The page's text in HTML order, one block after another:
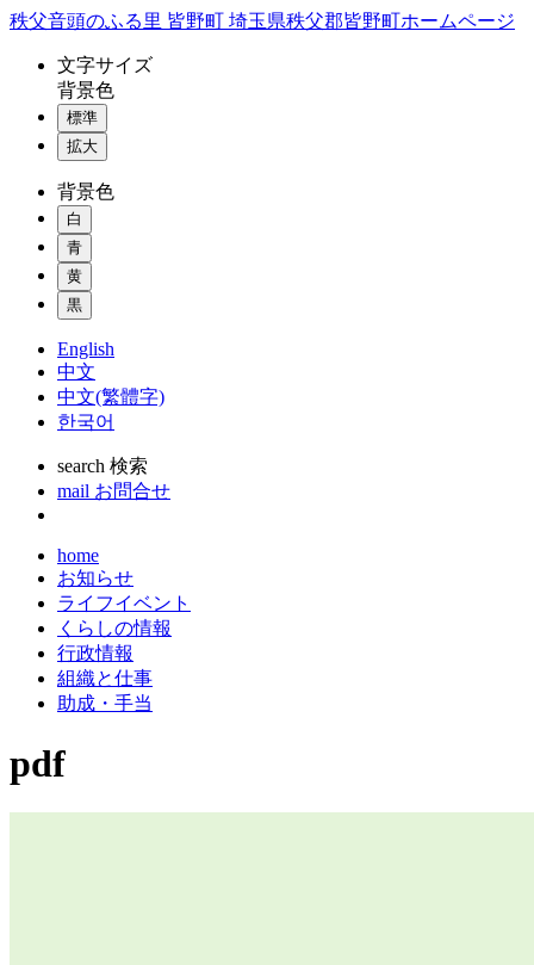
コ
秩父音頭のふる里 皆野町 埼玉県秩父郡皆野町ホームページ
文字サイズ
背景色
標準
拡大
背景色
白
青
黄
黒
English
中文
中文(繁體字)
한국어
search 検索
mail お問合せ
home
お知らせ
ライフイベント
くらしの情報
行政情報
組織と仕事
助成・手当
pdf